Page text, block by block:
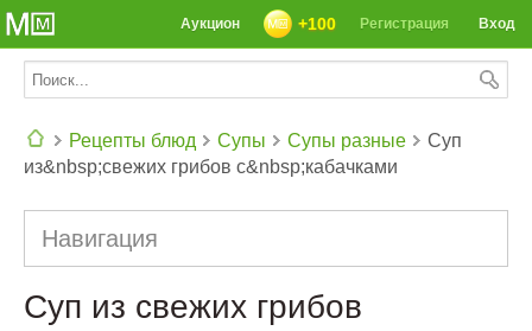
Вход
Регистрация
+100
Аукцион
Рецепты блюд Супы Супы разные
Суп
из&nbsp;свежих грибов с&nbsp;кабачками
Навигация
Суп из свежих грибов